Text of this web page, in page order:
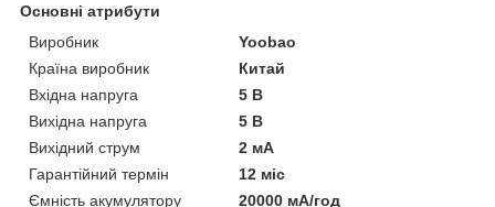
Основні атрибути
Виробник
Yoobao
Країна виробник
Китай
Вхідна напруга
5 В
Вихідна напруга
5 В
Вихідний струм
2 мА
Гарантійний термін
12 міс
Ємність акумулятору
20000 мА/год